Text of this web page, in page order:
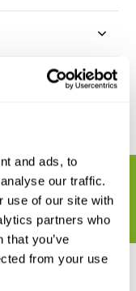
and ads, to
our traffic.
use of our site with
partners who
that you’ve
from your use